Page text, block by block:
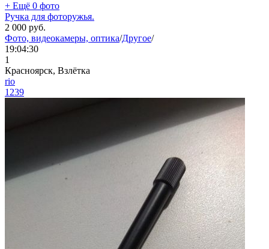
+ Ещё 0 фото
Ручка для фоторужья.
2 000 руб.
Фото, видеокамеры, оптика/Другое/
19:04:30
1
Красноярск, Взлётка
rio
1239